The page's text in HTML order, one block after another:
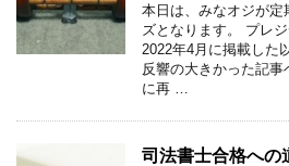
本日は、みなオジが定
ズとなります。 プレ
2022年4月に掲載した
反響の大きかった記事
に再 …
司法書士合格へ